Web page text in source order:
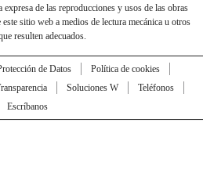
de las reproducciones y usos de las obras
sitio web a medios de lectura mecánica u otros
resulten adecuados.
de Datos
Política de cookies
Soluciones W
Teléfonos
Escríbanos